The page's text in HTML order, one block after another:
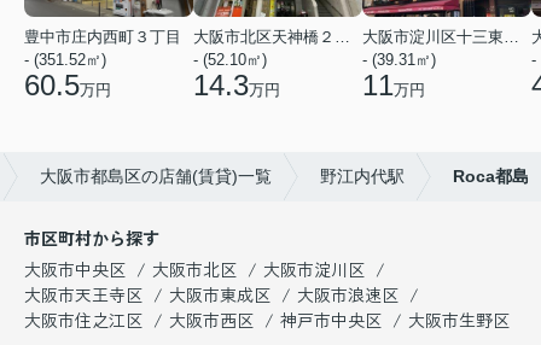
豊中市庄内西町３丁目
- (351.52㎡)
60.5万円
- (52.10㎡)
14.3万円
- (39.31㎡)
11万円
-
大阪市都島区の店舗(賃貸)一覧 野江内代駅 Roca都島
市区町村から探す
大阪市中央区
大阪市北区
大阪市淀川区
大阪市天王寺区
大阪市東成区
大阪市浪速区
大阪市住之江区
大阪市西区 神戸市中央区
大阪市生野区